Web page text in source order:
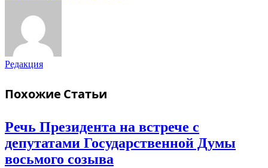
Редакция
Похожие Статьи
Речь Президента на встрече с
депутатами Государственной Думы
восьмого созыва